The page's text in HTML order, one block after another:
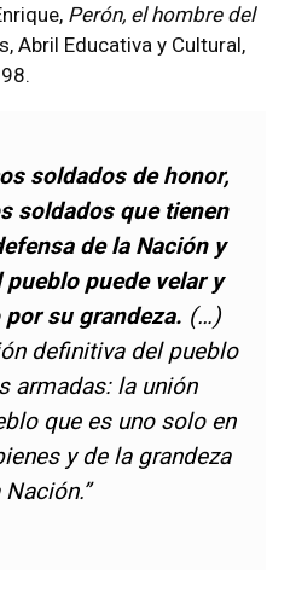
Perón, el hombre del
Abril Educativa y Cultural,
soldados de honor,
soldados que tienen
de la Nación y
puede velar y
su grandeza. (…)
definitiva del pueblo
armadas: la unión
que es uno solo en
y de la grandeza